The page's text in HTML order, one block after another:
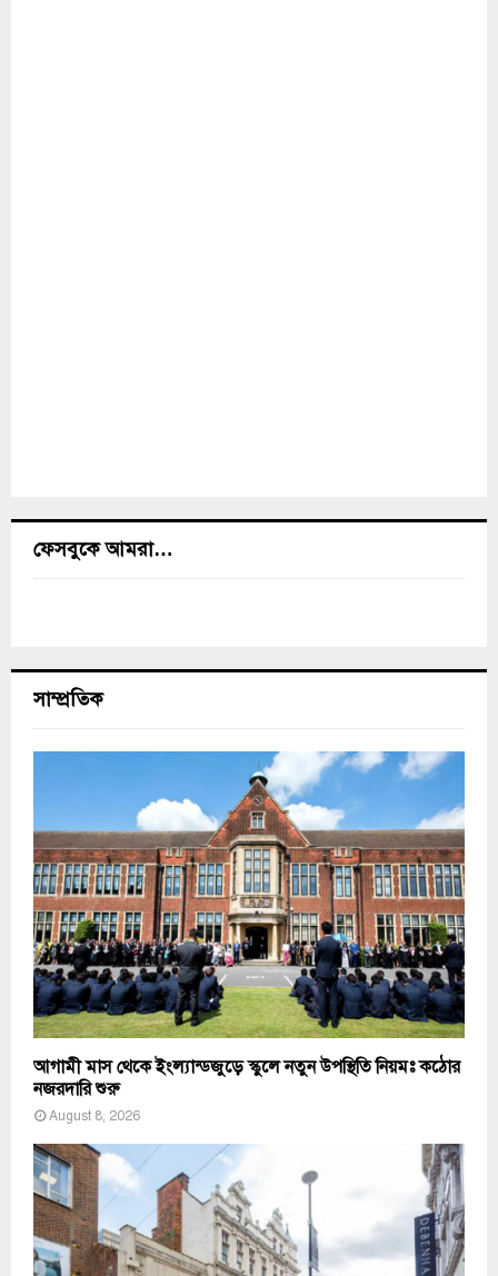
ফেসবুকে আমরা…
সাম্প্রতিক
আগামী মাস থেকে ইংল্যান্ডজুড়ে স্কুলে নতুন উপস্থিতি নিয়মঃ কঠোর
নজরদারি শুরু
August 8, 2026